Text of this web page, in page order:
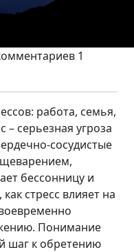
1
работа, семья,
– серьезная угроза
сосудистые
бессонницу и
стресс влияет на
Понимание
шаг к обретению